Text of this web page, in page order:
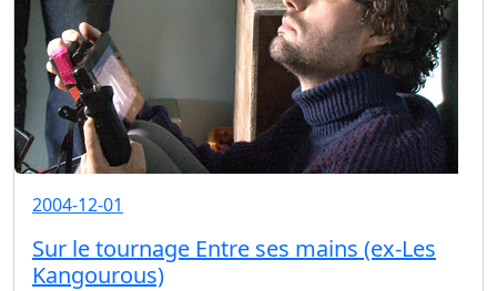
2004-12-01
Sur le tournage Entre ses mains (ex-Les
Kangourous)